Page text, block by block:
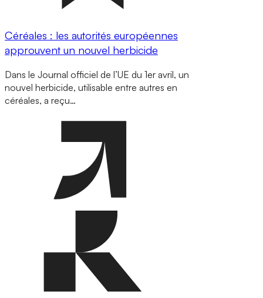
Céréales : les autorités européennes
approuvent un nouvel herbicide
Dans le Journal officiel de l’UE du 1er avril, un
nouvel herbicide, utilisable entre autres en
céréales, a reçu…